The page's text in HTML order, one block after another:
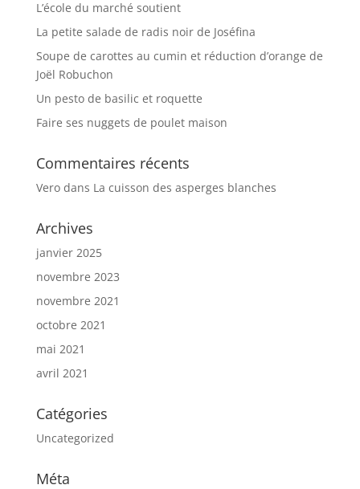
:
L’école du marché soutient
La petite salade de radis noir de Joséfina
Soupe de carottes au cumin et réduction d’orange de
Joël Robuchon
Un pesto de basilic et roquette
Faire ses nuggets de poulet maison
Commentaires récents
Verodans La cuisson des asperges blanches
Archives
janvier 2025
novembre 2023
novembre 2021
octobre 2021
mai 2021
avril 2021
Catégories
Uncategorized
Méta